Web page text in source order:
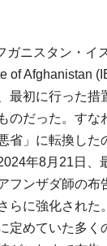
ガニスタン・イ
of Afghanistan
最初に行った措
のだった。すな
省」に転換した
年8月21日、
フンザダ師の布
らに強化された
定めていた多く